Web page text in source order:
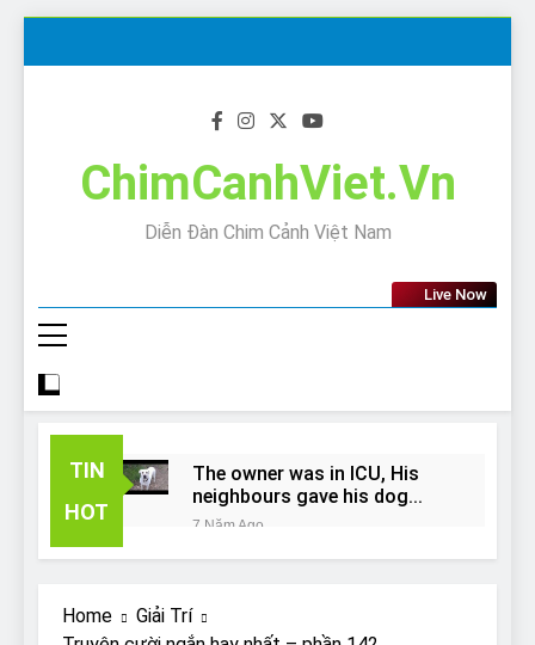
ChimCanhViet.Vn
Diễn Đàn Chim Cảnh Việt Nam
Live Now
TIN
HOT
The owner was in ICU, His
neighbours gave his dog
away!
7 Năm Ago
Why Do Bulldogs Snore?
And How to Minimize It!
Home
Giải Trí